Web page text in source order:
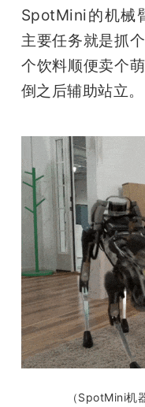
SpotMini的机械
主要任务就是抓
个饮料顺便卖个
倒之后辅助站立。
（SpotMini机